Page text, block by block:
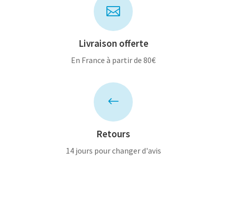

Livraison offerte
En France à partir de 80€
#
Retours
14 jours pour changer d'avis